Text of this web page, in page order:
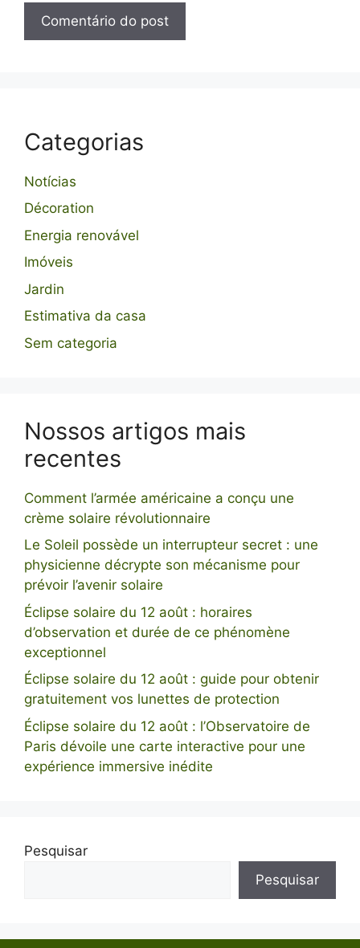
Categorias
Notícias
Décoration
Energia renovável
Imóveis
Jardin
Estimativa da casa
Sem categoria
Nossos artigos mais
recentes
Comment l’armée américaine a conçu une
crème solaire révolutionnaire
Le Soleil possède un interrupteur secret : une
physicienne décrypte son mécanisme pour
prévoir l’avenir solaire
Éclipse solaire du 12 août : horaires
d’observation et durée de ce phénomène
exceptionnel
Éclipse solaire du 12 août : guide pour obtenir
gratuitement vos lunettes de protection
Éclipse solaire du 12 août : l’Observatoire de
Paris dévoile une carte interactive pour une
expérience immersive inédite
Pesquisar
Pesquisar